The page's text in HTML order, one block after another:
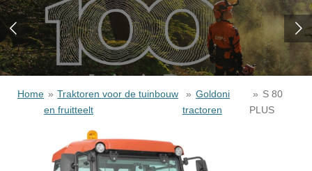
Home » Traktoren voor de tuinbouw
en fruitteelt
» Goldoni
tractoren
» S 80
PLUS